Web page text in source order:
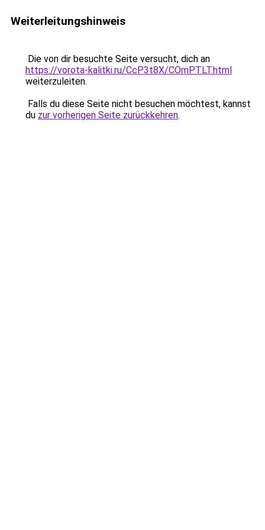
Weiterleitungshinweis
Die von dir besuchte Seite versucht, dich an
https://vorota-kalitki.ru/CcP3t8X/COmPTLT.html
weiterzuleiten.
Falls du diese Seite nicht besuchen möchtest, kannst
du zur vorherigen Seite zurückkehren.